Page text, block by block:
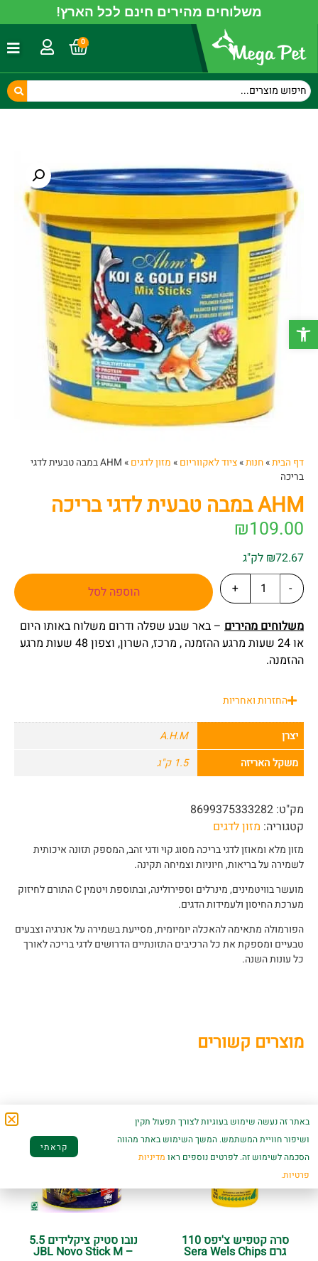
פתח סרגל נגישות
משלוחים מהירים חינם לכל הארץ!
0
דף הבית»חנות»ציוד לאקווריום » מזון לדגים »
AHM במבה טבעית לדגי
בריכה
AHM במבה טבעית לדגי בריכה
₪109.00
₪72.67 לק"ג
-
+
הוספה לסל
משלוחים מהירים – באר שבע שפלה ודרום משלוח באותו היום
או 24 שעות מרגע ההזמנה , מרכז, השרון, וצפון 48 שעות מרגע
ההזמנה.
החזרות ואחריות
יצרן
A.H.M
משקל האריזה
1.5 ק"ג
מק"ט: 8699375333282
קטגוריה: מזון לדגים
מזון מלא ומאוזן לדגי בריכה מסוג קוי ודגי זהב, המספק תזונה איכותית
לשמירה על בריאות, חיוניות וצמיחה תקינה.
מועשר בוויטמינים, מינרלים וספירולינה, ובתוספת ויטמין C התורם לחיזוק
מערכת החיסון ולעמידות הדגים.
הפורמולה מתאימה להאכלה יומיומית, מסייעת בשמירה על אנרגיה וצבעים
טבעיים ומספקת את כל הרכיבים התזונתיים הדרושים לדגי בריכה לאורך
כל עונות השנה.
מוצרים קשורים
סרה קטפיש צ'יפס 110
גרם Sera Wels Chips
נובו סטיק ציקלידים 5.5
– JBL Novo Stick M
באתר זה נעשה שימוש בעוגיות לצורך תפעול תקין
ושיפור חוויית המשתמש. המשך השימוש באתר מהווה
הסכמה לשימוש זה. לפרטים נוספים ראו מדיניות
פרטיות.
קראתי